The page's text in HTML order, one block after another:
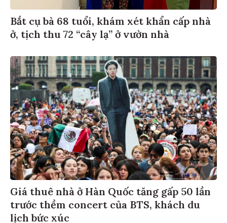
Bắt cụ bà 68 tuổi, khám xét khẩn cấp nhà
ở, tịch thu 72 “cây lạ” ở vườn nhà
Giá thuê nhà ở Hàn Quốc tăng gấp 50 lần
trước thềm concert của BTS, khách du
lịch bức xúc